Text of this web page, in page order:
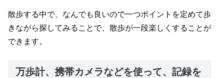
散歩する中で、なんでも良いので一つポイントを定めて歩
きながら探してみることで、散歩が一段楽しくすることが
できます。
万歩計、携帯カメラなどを使って、記録を